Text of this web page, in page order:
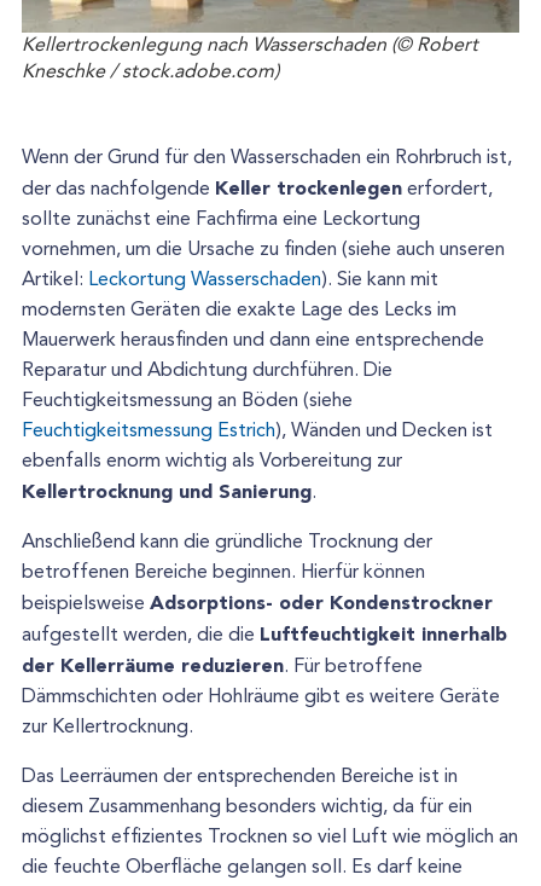
Kellertrockenlegung nach Wasserschaden (© Robert
Kneschke / stock.adobe.com)
Wenn der Grund für den Wasserschaden ein Rohrbruch ist,
der das nachfolgende Keller trockenlegen erfordert,
sollte zunächst eine Fachfirma eine Leckortung
vornehmen, um die Ursache zu finden (siehe auch unseren
Artikel: Leckortung Wasserschaden). Sie kann mit
modernsten Geräten die exakte Lage des Lecks im
Mauerwerk herausfinden und dann eine entsprechende
Reparatur und Abdichtung durchführen. Die
Feuchtigkeitsmessung an Böden (siehe
Feuchtigkeitsmessung Estrich), Wänden und Decken ist
ebenfalls enorm wichtig als Vorbereitung zur
Kellertrocknung und Sanierung.
Anschließend kann die gründliche Trocknung der
betroffenen Bereiche beginnen. Hierfür können
beispielsweise Adsorptions- oder Kondenstrockner
aufgestellt werden, die die Luftfeuchtigkeit innerhalb
der Kellerräume reduzieren. Für betroffene
Dämmschichten oder Hohlräume gibt es weitere Geräte
zur Kellertrocknung.
Das Leerräumen der entsprechenden Bereiche ist in
diesem Zusammenhang besonders wichtig, da für ein
möglichst effizientes Trocknen so viel Luft wie möglich an
die feuchte Oberfläche gelangen soll. Es darf keine